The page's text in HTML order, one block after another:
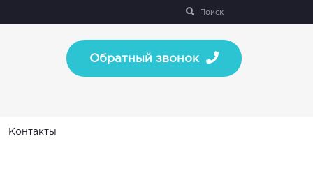
Поиск
Обратный звонок
Контакты